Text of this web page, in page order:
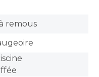
remous